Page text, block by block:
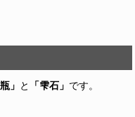
」 と 「雫石」 です。